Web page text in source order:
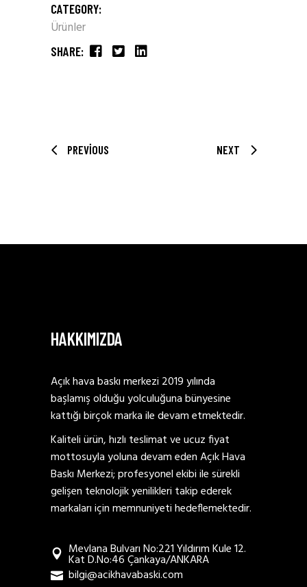
CATEGORY:
Ürünler
SHARE:
PREVIOUS NEXT
HAKKIMIZDA
Açık hava baskı merkezi 2019 yılında
başlamış olduğu yolculuğuna bünyesine
kattığı birçok marka ile devam etmektedir.
Kaliteli ürün, hızlı teslimat ve ucuz fiyat
mottosuyla yoluna devam eden Açık Hava
Baskı Merkezi; profesyonel ekibi ile sürekli
gelişen teknolojik yenilikleri takip ederek
markaları için memnuniyeti hedeflemektedir.
Mevlana Bulvarı No:221 Yıldırım Kule 12.
Kat D.No:46 Çankaya/ANKARA
bilgi@acikhavabaski.com